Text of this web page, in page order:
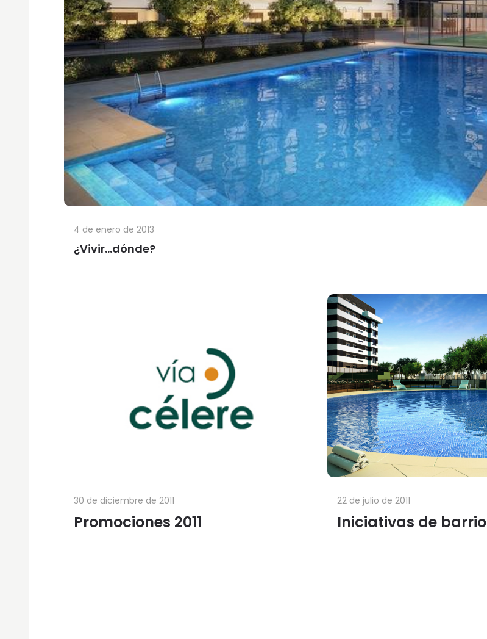
¿Vivir…dónde?
4 de enero de 2013
Promociones 2011
30 de diciembre de 2011
Iniciativas de barrio
22 de julio de 2011